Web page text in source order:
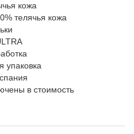
кожа
телячья кожа
упаковка
в стоимость